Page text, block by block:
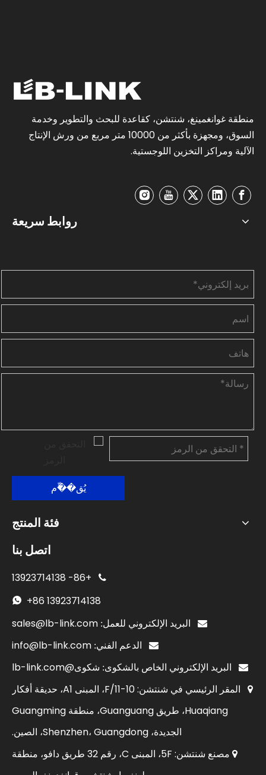
منطقة غوانغمينغ، شنتشن، كقاعدة للبحث والتطوير وخدمة
السوق، ومجهزة بأكثر من 10000 متر مربع من ورش الإنتاج
الآلية ومراكز التخزين اللوجستية.
روابط سريعة
يُق��ِّم
فئة المنتج
اتصل بنا

+86-
13923714138
 +86 13923714138
 البريد الإلكتروني للعمل: sales@lb-link.com
 الدعم الفني: info@lb-link.com
 البريد الإلكتروني الخاص بالشكوى: شكوى@lb-link.com

المقر الرئيسي في شنتشن: 10-11/F، المبنى A1، حديقة أفكار
Huaqiang، طريق Guanguang، منطقة Guangming
الجديدة، Shenzhen، Guangdong، الصين.

مصنع شنتشن: 5F، المبنى C، رقم 32 طريق دافو، منطقة